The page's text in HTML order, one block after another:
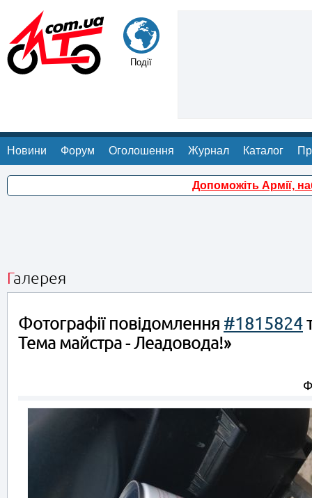
Події
Новини Форум Оголошення Журнал Каталог
Допоможіть Армії,
Галерея
Фотографії повідомлення #1815824
Тема майстра - Леадовода!»